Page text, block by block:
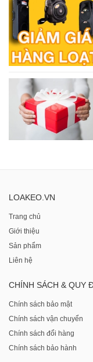
LOAKEO.VN
Trang chủ
Giới thiệu
Sản phẩm
Liên hệ
CHÍNH SÁCH & QUY
Chính sách bảo mật
Chính sách vận chuyển
Chính sách đổi hàng
Chính sách bảo hành